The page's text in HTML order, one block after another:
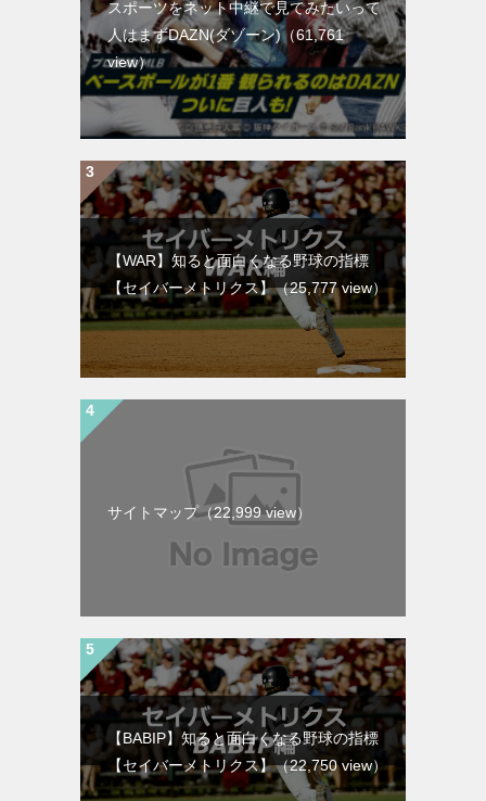
スポーツをネット中継で見てみたいって
人はまずDAZN(ダゾーン)（61,761
view）
【WAR】知ると面白くなる野球の指標
【セイバーメトリクス】（25,777 view）
サイトマップ（22,999 view）
【BABIP】知ると面白くなる野球の指標
【セイバーメトリクス】（22,750 view）